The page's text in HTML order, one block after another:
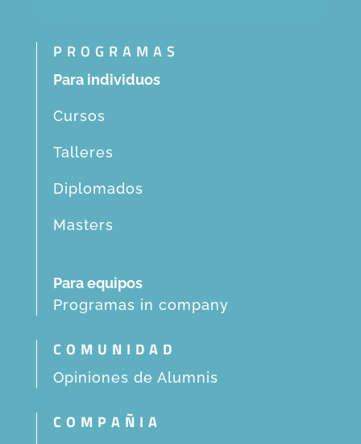
PROGRAMAS
Para individuos
Cursos
Talleres
Diplomados
Masters
Para equipos
Programas in company
COMUNIDAD
Opiniones de Alumnis
COMPAÑIA